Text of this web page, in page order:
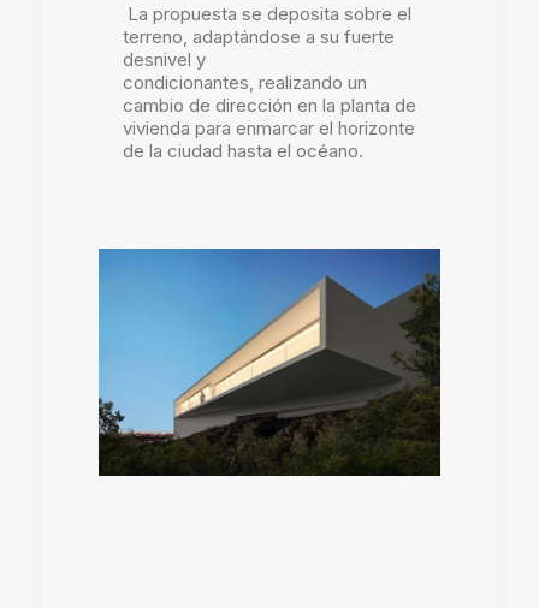
La propuesta se deposita sobre el
terreno, adaptándose a su fuerte
desnivel y
condicionantes, realizando un
cambio de dirección en la planta de
vivienda para enmarcar el horizonte
de la ciudad hasta el océano.